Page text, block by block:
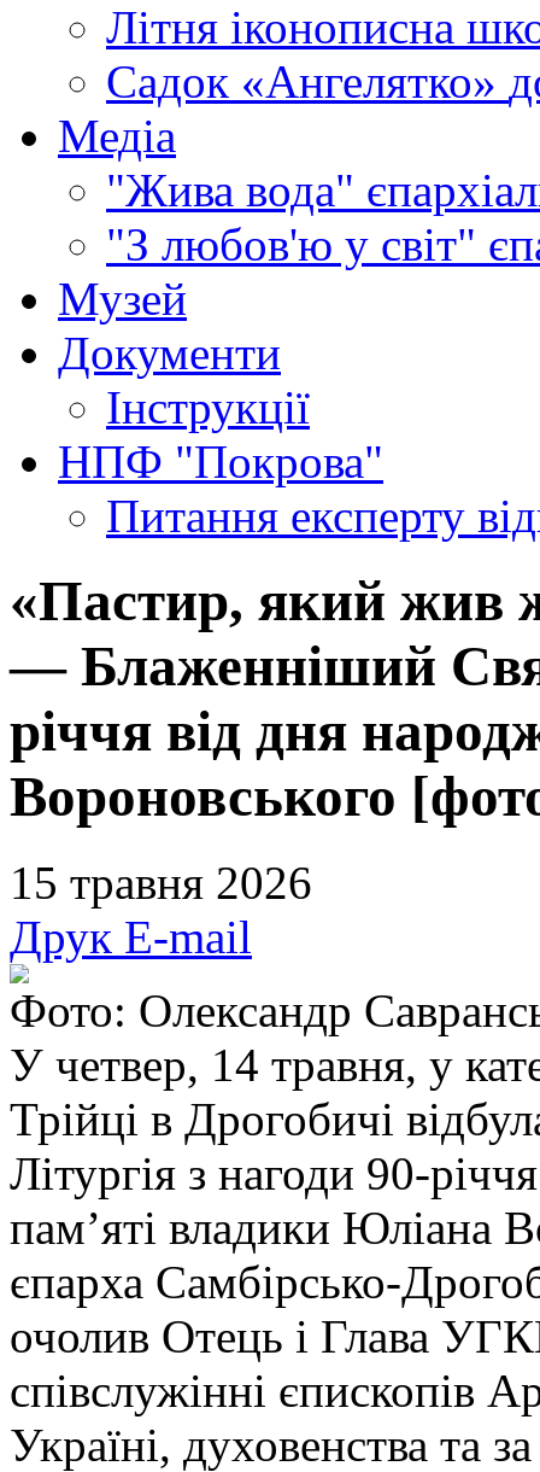
Літня іконописна
Садок «Ангелятко»
Медіа
"Жива вода"
"З любов'ю у світ"
Музей
Документи
Інструкції
НПФ "Покрова"
Питання експерту
«Пастир, який жив
— Блаженніший
річчя від дня
Вороновського
15 травня 2026
Друк E-mail
Фото: Олександр
У четвер, 14 травня, у
Трійці в Дрогобичі
Літургія з нагоди 90-
пам’яті владики Юліана
єпарха Самбірсько-
очолив Отець і Глава
співслужінні єпископів
Україні, духовенства та